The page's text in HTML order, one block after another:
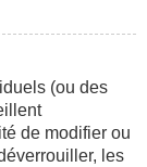
(ou des
de modifier ou
les